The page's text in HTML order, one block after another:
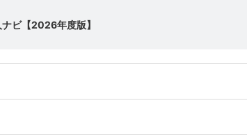
ビ【2026年度版】